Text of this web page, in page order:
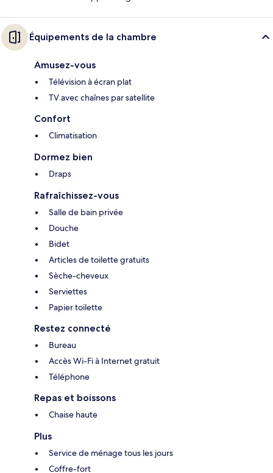
Équipements de la chambre
Amusez-vous
Télévision à écran plat
TV avec chaînes par satellite
Confort
Climatisation
Dormez bien
Draps
Rafraîchissez-vous
Salle de bain privée
Douche
Bidet
Articles de toilette gratuits
Sèche-cheveux
Serviettes
Papier toilette
Restez connecté
Bureau
Accès Wi-Fi à Internet gratuit
Téléphone
Repas et boissons
Chaise haute
Plus
Service de ménage tous les jours
Coffre-fort